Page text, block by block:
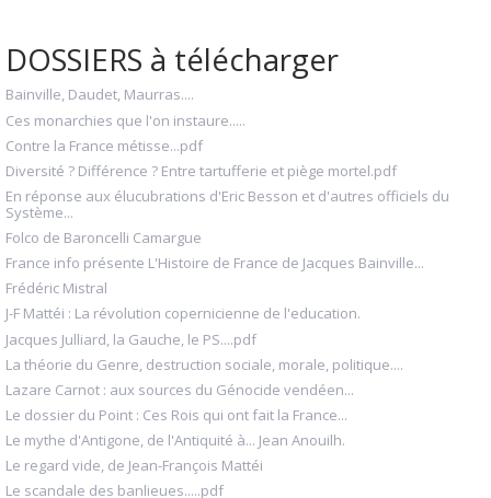
DOSSIERS à télécharger
Bainville, Daudet, Maurras....
Ces monarchies que l'on instaure.....
Contre la France métisse...pdf
Diversité ? Différence ? Entre tartufferie et piège mortel.pdf
En réponse aux élucubrations d'Eric Besson et d'autres officiels du
Système...
Folco de Baroncelli Camargue
France info présente L'Histoire de France de Jacques Bainville...
Frédéric Mistral
J-F Mattéi : La révolution copernicienne de l'education.
Jacques Julliard, la Gauche, le PS....pdf
La théorie du Genre, destruction sociale, morale, politique....
Lazare Carnot : aux sources du Génocide vendéen...
Le dossier du Point : Ces Rois qui ont fait la France...
Le mythe d'Antigone, de l'Antiquité à... Jean Anouilh.
Le regard vide, de Jean-François Mattéi
Le scandale des banlieues.....pdf